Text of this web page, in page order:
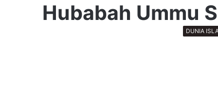
Hubabah Ummu
DUNIA